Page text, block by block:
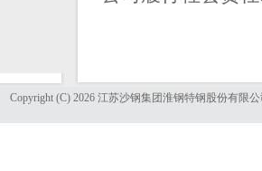
Copyright (C) 2026 江苏沙钢集团淮钢特钢股份有限